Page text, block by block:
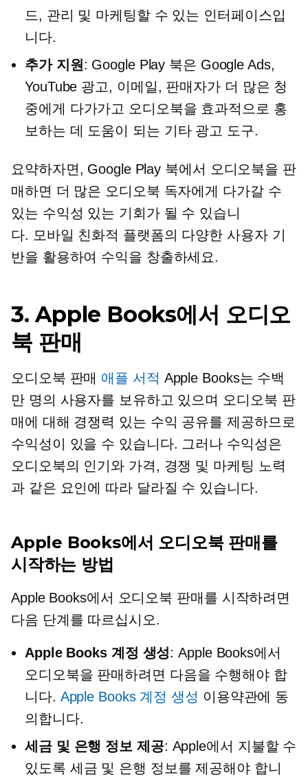
드, 관리 및 마케팅할 수 있는 인터페이스입
니다.
추가 지원 : Google Play 북은 Google Ads,
YouTube 광고, 이메일, 판매자가 더 많은 청
중에게 다가가고 오디오북을 효과적으로 홍
보하는 데 도움이 되는 기타 광고 도구.
요약하자면, Google Play 북에서 오디오북을 판
매하면 더 많은 오디오북 독자에게 다가갈 수
있는 수익성 있는 기회가 될 수 있습니
다. 모바일 친화적 플랫폼의 다양한 사용자 기
반을 활용하여 수익을 창출하세요.
3. Apple Books에서 오디오
북 판매
오디오북 판매 애플 서적 Apple Books는 수백
만 명의 사용자를 보유하고 있으며 오디오북 판
매에 대해 경쟁력 있는 수익 공유를 제공하므로
수익성이 있을 수 있습니다. 그러나 수익성은
오디오북의 인기와 가격, 경쟁 및 마케팅 노력
과 같은 요인에 따라 달라질 수 있습니다.
Apple Books에서 오디오북 판매를
시작하는 방법
Apple Books에서 오디오북 판매를 시작하려면
다음 단계를 따르십시오.
Apple Books 계정 생성: Apple Books에서
오디오북을 판매하려면 다음을 수행해야 합
니다. Apple Books 계정 생성 이용약관에 동
의합니다.
세금 및 은행 정보 제공: Apple에서 지불할 수
있도록 세금 및 은행 정보를 제공해야 합니